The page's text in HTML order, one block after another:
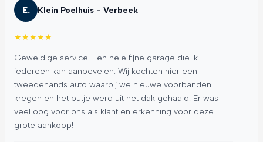
E. Klein Poelhuis - Verbeek
★★★★★
Geweldige service! Een hele fijne garage die ik
iedereen kan aanbevelen. Wij kochten hier een
tweedehands auto waarbij we nieuwe voorbanden
kregen en het putje werd uit het dak gehaald. Er was
veel oog voor ons als klant en erkenning voor deze
grote aankoop!